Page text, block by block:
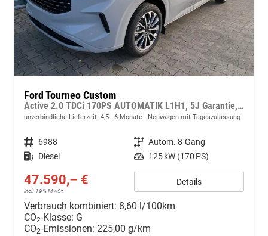
Ford Tourneo Custom
Active 2.0 TDCi 170PS AUTOMATIK L1H1, 5J Garantie, 8 Plätze, Adaptiver Tempomat, Toter-Winkel, Alarm, 2 Schiebetüren, 17" Alu, Sitzheizung, 3-Zonen-Klimautomatik, Privacy-Glas, Spiegel elektr. anklappbar, Parksensoren v/h, Rückfahrkamera
unverbindliche Lieferzeit: 4,5 - 6 Monate Neuwagen mit Tageszulassung
Fahrzeugnr. 6988 Getriebe Autom. 8-Gang
Kraftstoff Diesel Leistung 125 kW (170 PS)
47.590,– €
incl. 19% MwSt.
Details
Verbrauch kombiniert: 8,60 l/100km
CO2-Klasse: G
CO2-Emissionen: 225,00 g/km